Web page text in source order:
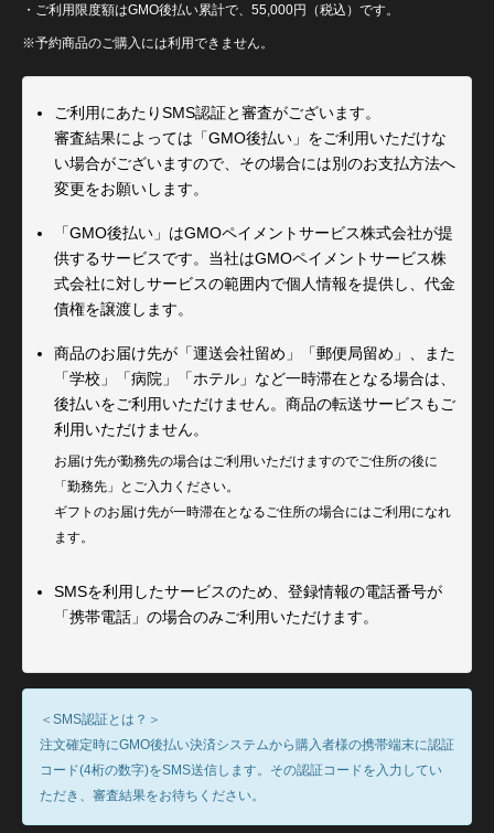
・ご利用限度額はGMO後払い累計で、55,000円（税込）です。
※予約商品のご購入には利用できません。
ご利用にあたりSMS認証と審査がございます。
審査結果によっては「GMO後払い」をご利用いただけな
い場合がございますので、その場合には別のお支払方法へ
変更をお願いします。
「GMO後払い」はGMOペイメントサービス株式会社が提
供するサービスです。当社はGMOペイメントサービス株
式会社に対しサービスの範囲内で個人情報を提供し、代金
債権を譲渡します。
商品のお届け先が「運送会社留め」「郵便局留め」、また
「学校」「病院」「ホテル」など一時滞在となる場合は、
後払いをご利用いただけません。商品の転送サービスもご
利用いただけません。
お届け先が勤務先の場合はご利用いただけますのでご住所の後に
「勤務先」とご入力ください。
ギフトのお届け先が一時滞在となるご住所の場合にはご利用になれ
ます。
SMSを利用したサービスのため、登録情報の電話番号が
「携帯電話」の場合のみご利用いただけます。
＜SMS認証とは？＞
注文確定時にGMO後払い決済システムから購入者様の携帯端末に認証
コード(4桁の数字)をSMS送信します。その認証コードを入力してい
ただき、審査結果をお待ちください。